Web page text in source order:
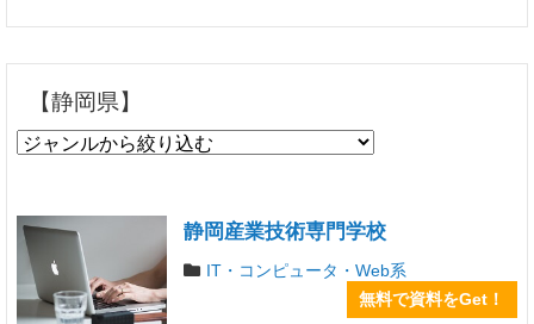
【静岡県】
静岡産業技術専門学校
IT・コンピュータ・Web系
無料で資料をGet！